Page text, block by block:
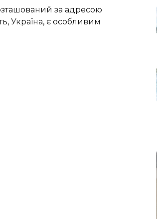
за адресою
Україна, є особливим